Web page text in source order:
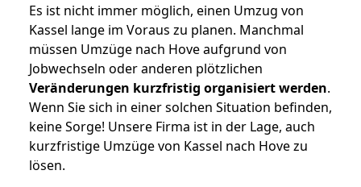
Es ist nicht immer möglich, einen Umzug von
Kassel lange im Voraus zu planen. Manchmal
müssen Umzüge nach Hove aufgrund von
Jobwechseln oder anderen plötzlichen
Veränderungen kurzfristig organisiert werden.
Wenn Sie sich in einer solchen Situation befinden,
keine Sorge! Unsere Firma ist in der Lage, auch
kurzfristige Umzüge von Kassel nach Hove zu
lösen.